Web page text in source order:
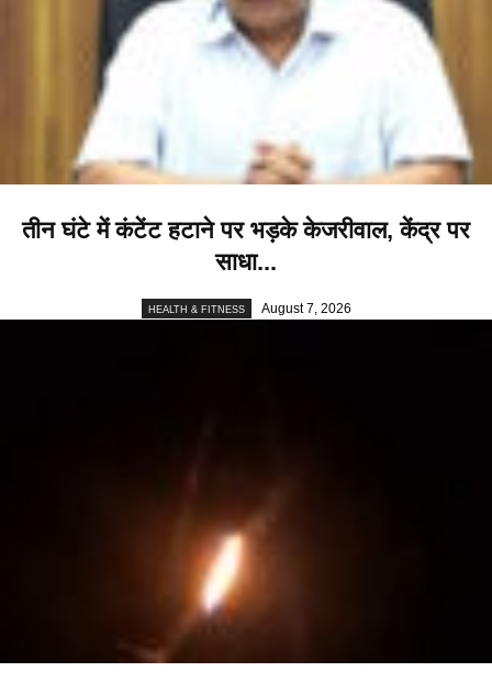
तीन घंटे में कंटेंट हटाने पर भड़के केजरीवाल, केंद्र पर
साधा...
HEALTH & FITNESS August 7, 2026